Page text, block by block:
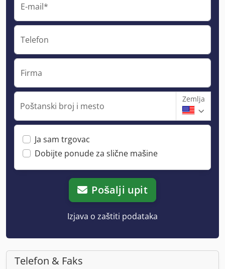
E-mail*
Telefon
Firma
Poštanski broj i mesto
Zemlja
Ja sam trgovac
Dobijte ponude za slične mašine
Pošalji upit
Izjava o zaštiti podataka
Telefon & Faks